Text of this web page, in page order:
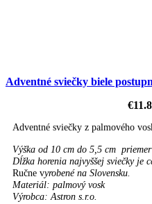
Adventné sviečky biele
€
Adventné sviečky z palmového
Výška od 10 cm do 5,5 cm
Dĺžka horenia najvyššej sviečky je
Ručne vyrobené na Slovensku.
Materiál: palmový vosk
Výrobca: Astron s.r.o.